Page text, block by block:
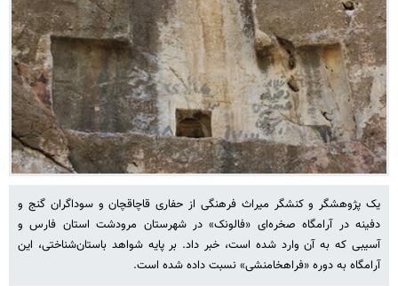
یک پژوهشگر و کنشگر میراث فرهنگی از حفاری‌ قاچاقچان و سوداگران گنج و
دفینه در آرامگاه صخره‌ای «فالونک» در شهرستان مرودشت استان فارس و
آسیبی که به آن وارد شده است، خبر داد. بر پایه شواهد باستان‌شناختی، این
آرامگاه به دوره «فراهخامنشی» نسبت داده شده است.